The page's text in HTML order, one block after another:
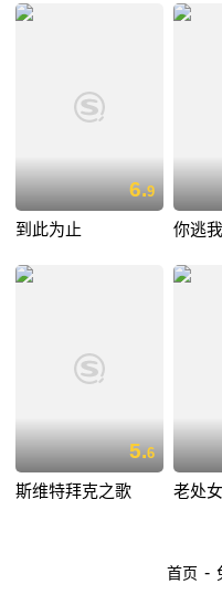
6.9
到此为止 你逃
5.6
斯维特拜克之歌 老处女
首页 -